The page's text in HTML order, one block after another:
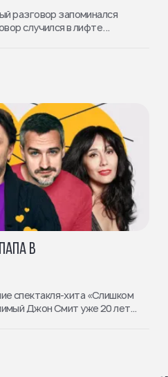
разговор запоминался
случился в лифте...
В
спектакля-хита «Слишком
Джон Смит уже 20 лет...